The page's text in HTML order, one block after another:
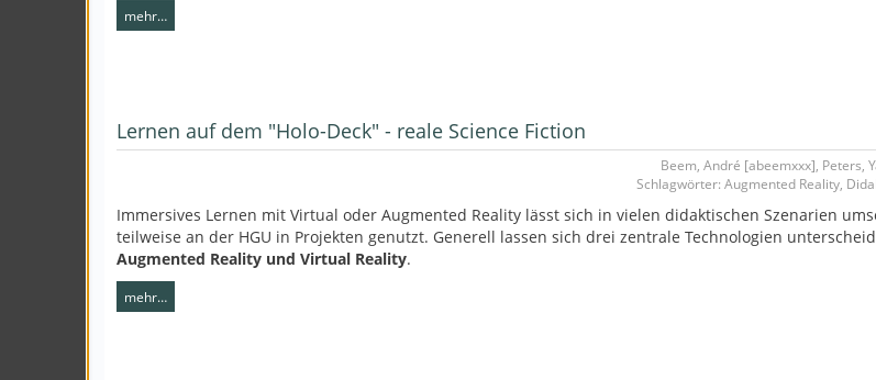
mehr…
Lernen auf dem "Holo-Deck" - reale Science Fiction
Beem, André [abeemxxx], Peters,
Schlagwörter: Augmented Reality,
Immersives Lernen mit Virtual oder Augmented Reality lässt sich in vielen didaktischen Szenarien
teilweise an der HGU in Projekten genutzt. Generell lassen sich drei zentrale Technologien
Augmented Reality und Virtual Reality.
mehr…